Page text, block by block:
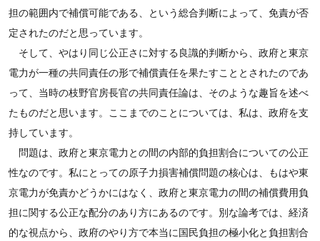
担の範囲内で補償可能である、という総合判断によって、免責が否
定されたのだと思っています。
そして、やはり同じ公正さに対する良識的判断から、政府と東京
電力が一種の共同責任の形で補償責任を果たすこととされたのであ
って、当時の枝野官房長官の共同責任論は、そのような趣旨を述べ
たものだと思います。ここまでのことについては、私は、政府を支
持しています。
問題は、政府と東京電力との間の内部的負担割合についての公正
性なのです。私にとっての原子力損害補償問題の核心は、もはや東
京電力が免責かどうかにはなく、政府と東京電力の間の補償費用負
担に関する公正な配分のあり方にあるのです。別な論考では、経済
的な視点から、政府のやり方で本当に国民負担の極小化と負担割合